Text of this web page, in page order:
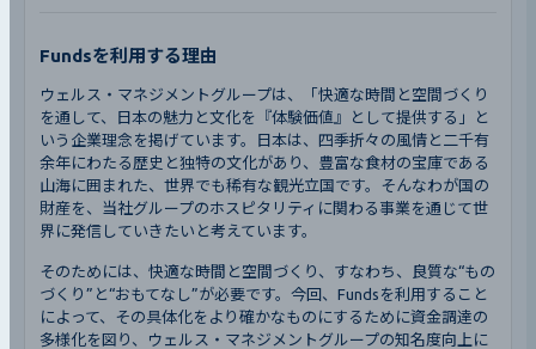
Fundsを利用する理由
ウェルス・マネジメントグループは、「快適な時間と空間づくり
を通して、日本の魅力と文化を『体験価値』として提供する」と
いう企業理念を掲げています。日本は、四季折々の風情と二千有
余年にわたる歴史と独特の文化があり、豊富な食材の宝庫である
山海に囲まれた、世界でも稀有な観光立国です。そんなわが国の
財産を、当社グループのホスピタリティに関わる事業を通じて世
界に発信していきたいと考えています。
そのためには、快適な時間と空間づくり、すなわち、良質な“もの
づくり”と“おもてなし”が必要です。今回、Fundsを利用すること
によって、その具体化をより確かなものにするために資金調達の
多様化を図り、ウェルス・マネジメントグループの知名度向上に